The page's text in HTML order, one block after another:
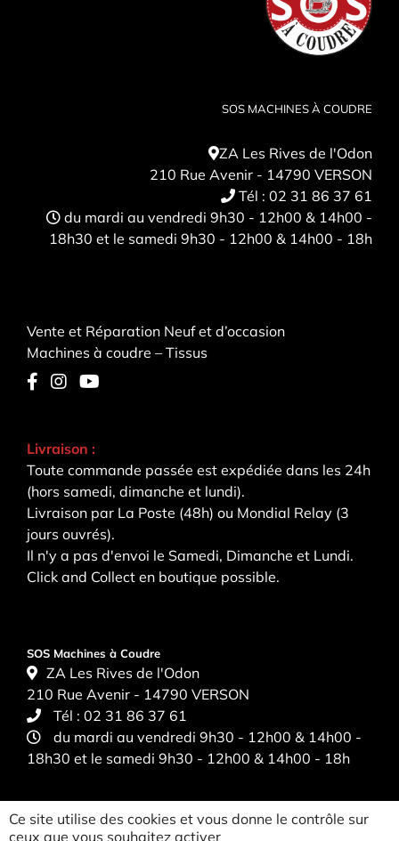
SOS MACHINES À COUDRE
ZA Les Rives de l'Odon
210 Rue Avenir - 14790 VERSON
Tél : 02 31 86 37 61
du mardi au vendredi 9h30 - 12h00 & 14h00 -
18h30 et le samedi 9h30 - 12h00 & 14h00 - 18h
Vente et Réparation Neuf et d’occasion
Machines à coudre – Tissus
Livraison :
Toute commande passée est expédiée dans les 24h
(hors samedi, dimanche et lundi).
Livraison par La Poste (48h) ou Mondial Relay (3
jours ouvrés).
Il n'y a pas d'envoi le Samedi, Dimanche et Lundi.
Click and Collect en boutique possible.
SOS Machines à Coudre
ZA Les Rives de l'Odon
210 Rue Avenir - 14790 VERSON
Tél : 02 31 86 37 61
du mardi au vendredi 9h30 - 12h00 & 14h00 -
18h30 et le samedi 9h30 - 12h00 & 14h00 - 18h
Ce site utilise des cookies et vous donne le contrôle sur
ceux que vous souhaitez activer